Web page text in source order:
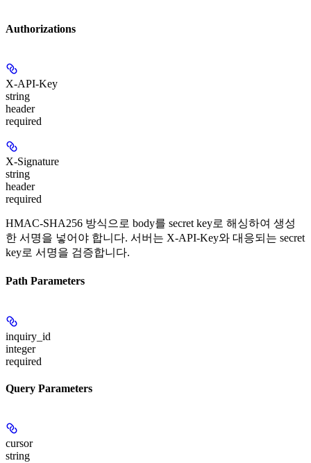
Authorizations
X-API-Key
string
header
required
X-Signature
string
header
required
HMAC-SHA256 방식으로 body를 secret key로 해싱하여 생성
한 서명을 넣어야 합니다. 서버는 X-API-Key와 대응되는 secret
key로 서명을 검증합니다.
Path Parameters
inquiry_id
integer
required
Query Parameters
cursor
string